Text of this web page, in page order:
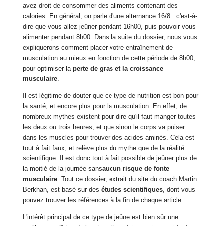
avez droit de consommer des aliments contenant des
calories. En général, on parle d'une alternance 16/8 : c'est-à-
dire que vous allez jeûner pendant 16h00, puis pouvoir vous
alimenter pendant 8h00. Dans la suite du dossier, nous vous
expliquerons comment placer votre entraînement de
musculation au mieux en fonction de cette période de 8h00,
pour optimiser la perte de gras et la croissance
musculaire.
Il est légitime de douter que ce type de nutrition est bon pour
la santé, et encore plus pour la musculation. En effet, de
nombreux mythes existent pour dire qu'il faut manger toutes
les deux ou trois heures, et que sinon le corps va puiser
dans les muscles pour trouver des acides aminés. Cela est
tout à fait faux, et relève plus du mythe que de la réalité
scientifique. Il est donc tout à fait possible de jeûner plus de
la moitié de la journée sansaucun risque de fonte
musculaire. Tout ce dossier, extrait du site du coach Martin
Berkhan, est basé sur des études scientifiques, dont vous
pouvez trouver les références à la fin de chaque article.
L'intérêt principal de ce type de jeûne est bien sûr une